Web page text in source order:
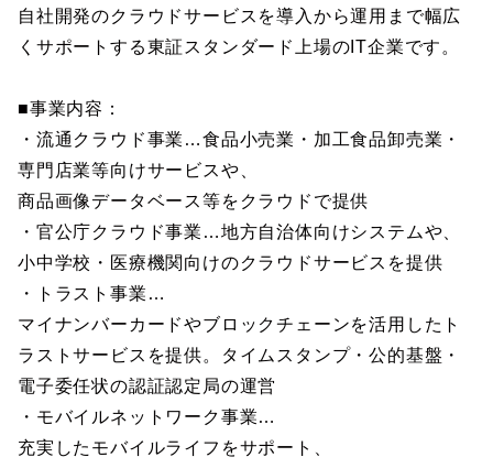
自社開発のクラウドサービスを導入から運用まで幅広
くサポートする東証スタンダード上場のIT企業です。
■事業内容：
・流通クラウド事業…食品小売業・加工食品卸売業・
専門店業等向けサービスや、
商品画像データベース等をクラウドで提供
・官公庁クラウド事業…地方自治体向けシステムや、
小中学校・医療機関向けのクラウドサービスを提供
・トラスト事業…
マイナンバーカードやブロックチェーンを活用したト
ラストサービスを提供。タイムスタンプ・公的基盤・
電子委任状の認証認定局の運営
・モバイルネットワーク事業…
充実したモバイルライフをサポート、